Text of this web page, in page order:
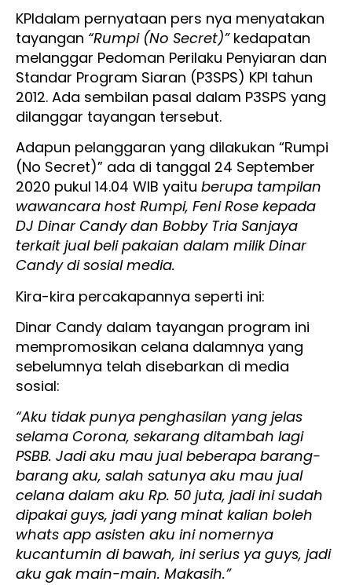
KPIdalam pernyataan pers nya menyatakan
tayangan “Rumpi (No Secret)” kedapatan
melanggar Pedoman Perilaku Penyiaran dan
Standar Program Siaran (P3SPS) KPI tahun
2012. Ada sembilan pasal dalam P3SPS yang
dilanggar tayangan tersebut.
Adapun pelanggaran yang dilakukan “Rumpi
(No Secret)” ada di tanggal 24 September
2020 pukul 14.04 WIB yaitu berupa tampilan
wawancara host Rumpi, Feni Rose kepada
DJ Dinar Candy dan Bobby Tria Sanjaya
terkait jual beli pakaian dalam milik Dinar
Candy di sosial media.
Kira-kira percakapannya seperti ini:
Dinar Candy dalam tayangan program ini
mempromosikan celana dalamnya yang
sebelumnya telah disebarkan di media
sosial:
“Aku tidak punya penghasilan yang jelas
selama Corona, sekarang ditambah lagi
PSBB. Jadi aku mau jual beberapa barang-
barang aku, salah satunya aku mau jual
celana dalam aku Rp. 50 juta, jadi ini sudah
dipakai guys, jadi yang minat kalian boleh
whats app asisten aku ini nomernya
kucantumin di bawah, ini serius ya guys, jadi
aku gak main-main. Makasih.”